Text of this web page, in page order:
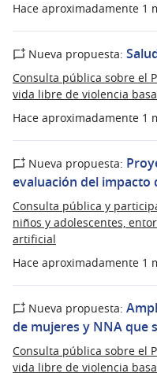
Hace aproximadamente 1
Hace aproximadamente 1
Nueva propuesta:
Consulta pública sobre el
vida libre de violencia
Hace aproximadamente 1
Nueva propuesta:
evaluación del impacto
Consulta pública y
niños y adolescentes,
artificial
Nueva propuesta:
de mujeres y NNA que
Consulta pública sobre el
vida libre de violencia